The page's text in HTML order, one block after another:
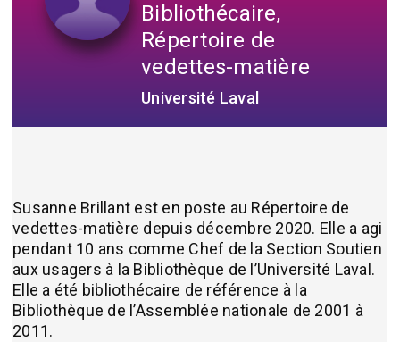
Bibliothécaire,
Répertoire de
vedettes-matière
Université Laval
Susanne Brillant est en poste au Répertoire de
vedettes-matière depuis décembre 2020. Elle a agi
pendant 10 ans comme Chef de la Section Soutien
aux usagers à la Bibliothèque de l’Université Laval.
Elle a été bibliothécaire de référence à la
Bibliothèque de l’Assemblée nationale de 2001 à
2011.